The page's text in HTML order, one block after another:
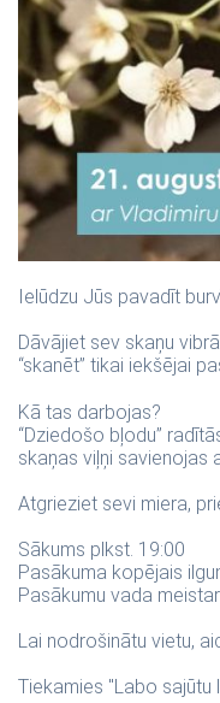
Ielūdzu Jūs pavadīt
Dāvājiet sev skaņu
“skanēt” tikai iekšējai
Kā tas darbojas?
“Dziedošo bļodu”
skaņas viļņi savienojas
Atgrieziet sevi miera,
Sākums plkst. 19:00
Pasākuma kopējais
Pasākumu vada
Lai nodrošinātu vietu,
Tiekamies "Labo sajūtu